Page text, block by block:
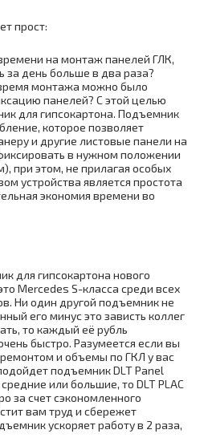
прост:
на монтаж панелей ГЛК,
за день больше в два раза?
монтажа можно было
панелей? С этой целью
для гипсокартона. Подъемник
которое позволяет
и другие листовые панели на
в нужном положении
при этом, не прилагая особых
устройства является простота
экономия времени во
для гипсокартона нового
Mercedes S-класса среди всех
Ни один другой подъемник не
его минус это зависть коллег
то каждый её рубль
быстро. Разумеется если вы
и объемы по ГКЛ у вас
подъемник DLT Panel
или большие, то DLT PLAC
за счет сэкономленного
вам труд и сбережет
ускоряет работу в 2 раза,